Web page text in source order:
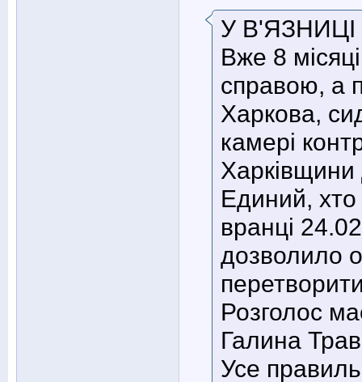
У В'ЯЗНИЦІ
Вже 8
справою, а
Харкова,
камері
Единий, хто
вранці
дозволило
Розголос
Галина
Усе